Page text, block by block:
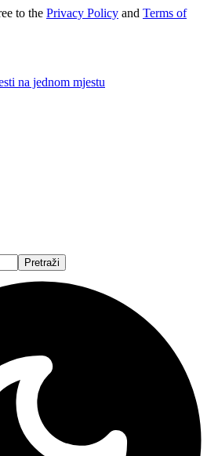
to the Privacy Policy and Terms of
na jednom mjestu